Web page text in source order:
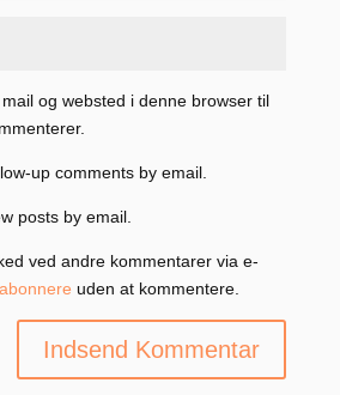
og websted i denne browser til
up comments by email.
posts by email.
ved andre kommentarer via e-
abonnere uden at kommentere.